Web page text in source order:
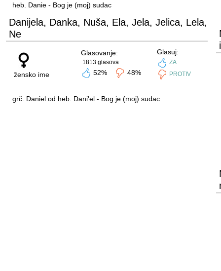
heb. Danie - Bog je (moj) sudac
Danijela, Danka, Nuša, Ela, Jela, Jelica, Lela,
Ne
žensko ime
Glasovanje:
1813 glasova
52% 48%
Glasuj:
ZA
PROTIV
grč. Daniel od heb. Dani'el - Bog je (moj) sudac